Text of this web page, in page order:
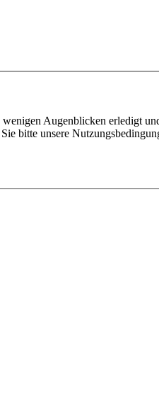
Augenblicken erledigt
bitte unsere